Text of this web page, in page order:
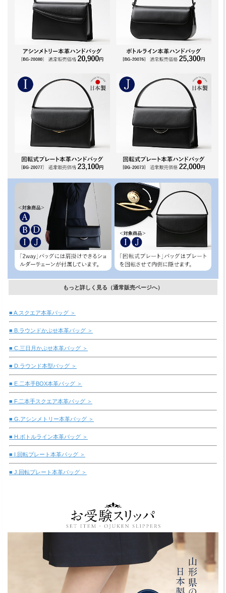
もっと詳しく見る（通常販売ページへ）
■ A.スクエア本革バッグ ＞
■ B.ラウンドかぶせ本革バッグ ＞
■ C.三日月かぶせ本革バッグ ＞
■ D.ラウンド本型バッグ ＞
■ E.二本手BOX本革バッグ ＞
■ F.二本手スクエア本革バッグ ＞
■ G.アシンメトリー本革バッグ ＞
■ H.ボトルライン本革バッグ ＞
■ I.回転プレート本革バッグ ＞
■ J.回転プレート本革バッグ ＞